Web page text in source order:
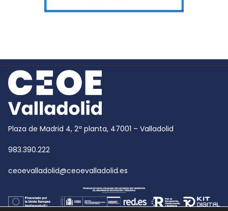
Plaza de Madrid 4, 2ª planta, 47001 – Valladolid
983.390.222
ceoevalladolid@ceoevalladolid.es